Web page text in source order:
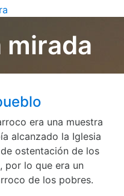
mirada
era una muestra
alcanzado la Iglesia
ostentación de los
por lo que era un
de los pobres.